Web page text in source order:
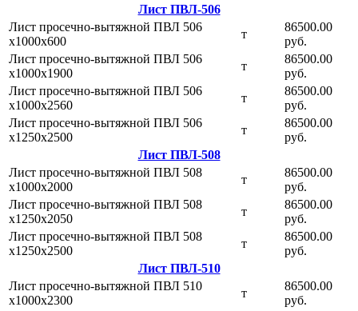
Лист ПВЛ-506
Лист просечно-вытяжной ПВЛ 506
х1000х600
т
86500.00
руб.
Лист просечно-вытяжной ПВЛ 506
х1000х1900
т
86500.00
руб.
Лист просечно-вытяжной ПВЛ 506
х1000х2560
т
86500.00
руб.
Лист просечно-вытяжной ПВЛ 506
х1250х2500
т
86500.00
руб.
Лист ПВЛ-508
Лист просечно-вытяжной ПВЛ 508
х1000х2000
т
86500.00
руб.
Лист просечно-вытяжной ПВЛ 508
х1250х2050
т
86500.00
руб.
Лист просечно-вытяжной ПВЛ 508
х1250х2500
т
86500.00
руб.
Лист ПВЛ-510
Лист просечно-вытяжной ПВЛ 510
х1000х2300
т
86500.00
руб.